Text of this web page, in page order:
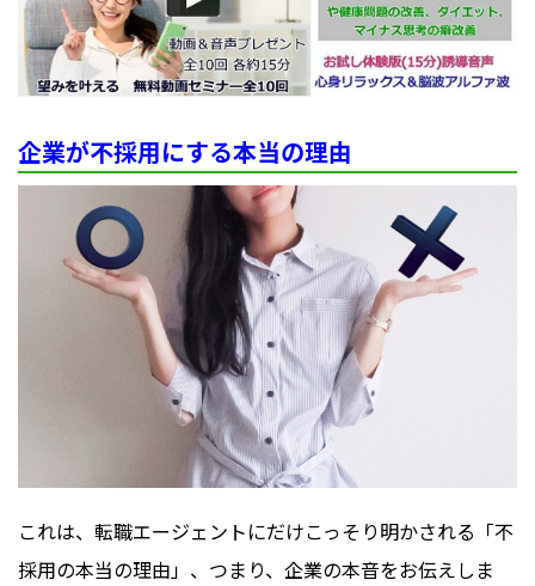
企業が不採用にする本当の理由
これは、転職エージェントにだけこっそり明かされる「不
採用の本当の理由」、つまり、企業の本音をお伝えしま